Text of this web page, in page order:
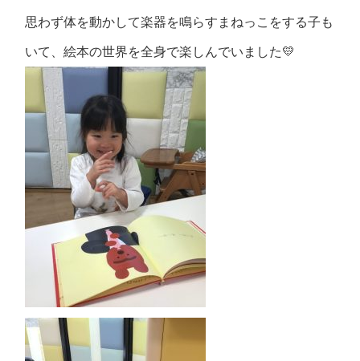
思わず体を動かして楽器を鳴らすまねっこをする子も
いて、絵本の世界を全身で楽しんでいました💛